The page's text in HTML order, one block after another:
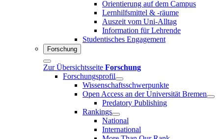
Orientierung auf dem Campus
Lernhilfsmittel & -räume
Auszeit vom Uni-Alltag
Information für Lehrende
Studentisches Engagement
Forschung
Zur Übersichtsseite Forschung
Forschungsprofil
Wissenschaftsschwerpunkte
Open Access an der Universität Bremen
Predatory Publishing
Rankings
National
International